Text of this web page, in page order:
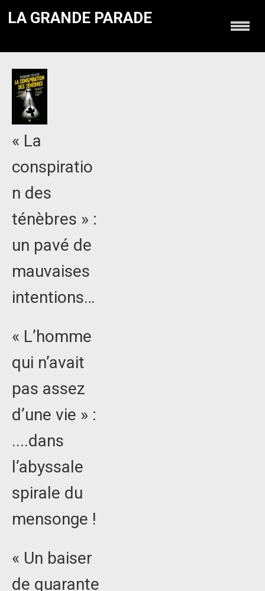
LA GRANDE PARADE
« La
conspiratio
n des
ténèbres » :
un pavé de
mauvaises
intentions…
« L’homme
qui n’avait
pas assez
d’une vie » :
....dans
l’abyssale
spirale du
mensonge !
« Un baiser
de quarante